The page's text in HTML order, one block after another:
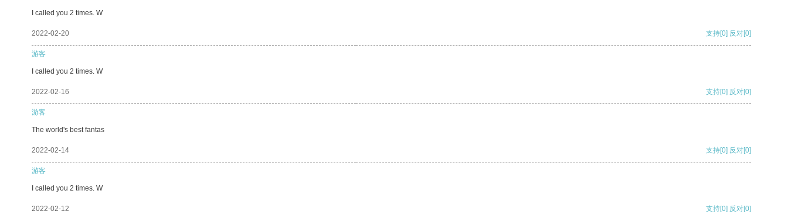
I called you 2 times. W
2022-02-20 支持[0] 反对[0]
游客
I called you 2 times. W
2022-02-16 支持[0] 反对[0]
游客
The world's best fantas
2022-02-14 支持[0] 反对[0]
游客
I called you 2 times. W
2022-02-12 支持[0] 反对[0]